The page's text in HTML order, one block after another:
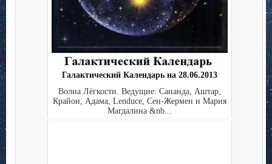
Галактический Календарь на 28.06.2013
Волна Лёгкости. Ведущие: Сананда, Аштар,
Крайон, Адама, Lenduce, Сен-Жермен и Мария
Магдалина &nb...